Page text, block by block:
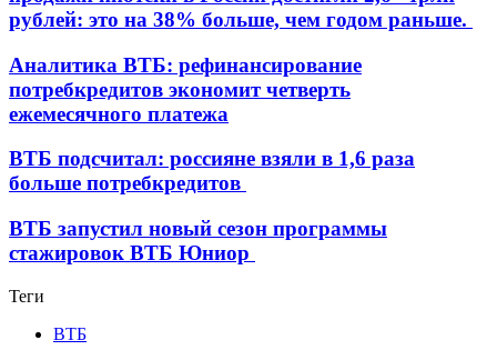
рублей: это на 38% больше, чем годом раньше.
Аналитика ВТБ: рефинансирование
потребкредитов экономит четверть
ежемесячного платежа
ВТБ подсчитал: россияне взяли в 1,6 раза
больше потребкредитов
ВТБ запустил новый сезон программы
стажировок ВТБ Юниор
Теги
ВТБ